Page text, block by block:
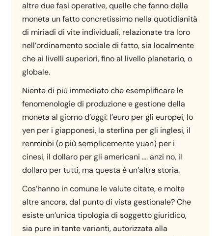
altre due fasi operative, quelle che fanno della
moneta un fatto concretissimo nella quotidianità
di miriadi di vite individuali, relazionate tra loro
nell’ordinamento sociale di fatto, sia localmente
che ai livelli superiori, fino al livello planetario, o
globale.
Niente di più immediato che esemplificare le
fenomenologie di produzione e gestione della
moneta al giorno d’oggi: l’euro per gli europei, lo
yen per i giapponesi, la sterlina per gli inglesi, il
renminbi (o più semplicemente yuan) per i
cinesi, il dollaro per gli americani …. anzi no, il
dollaro per tutti, ma questa è un’altra storia.
Cos’hanno in comune le valute citate, e molte
altre ancora, dal punto di vista gestionale? Che
esiste un’unica tipologia di soggetto giuridico,
sia pure in tante varianti, autorizzata alla